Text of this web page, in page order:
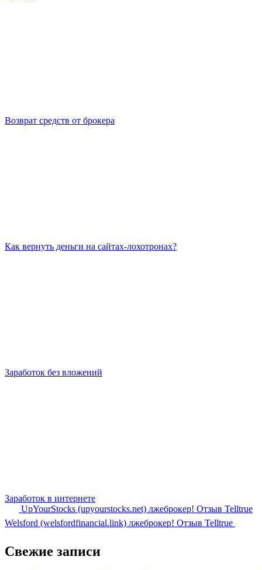
Возврат средств от брокера
Как вернуть деньги на сайтах-лохотронах?
Заработок без вложений
Заработок в интернете
UpYourStocks (upyourstocks.net) лжеброкер! Отзыв Telltrue
Welsford (welsfordfinancial.link) лжеброкер! Отзыв Telltrue
Свежие записи